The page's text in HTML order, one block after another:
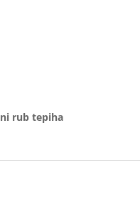
rub tepiha